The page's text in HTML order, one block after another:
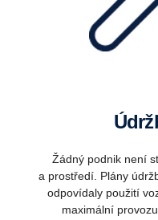
Žádný podnik není
a prostředí. Plány
odpovídaly použití
maximální